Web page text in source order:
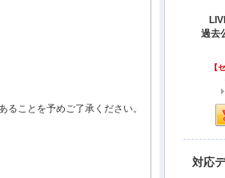
ことを予めご了承ください。
過去
【
対応